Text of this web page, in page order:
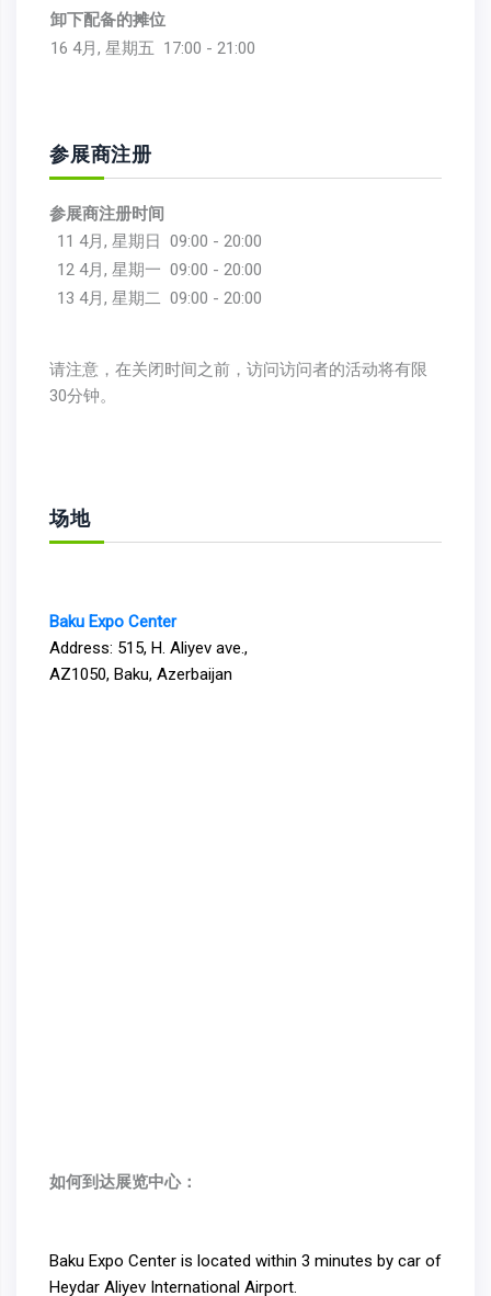
卸下配备的摊位
16 4月, 星期五 17:00 - 21:00
参展商注册
参展商注册时间
11 4月, 星期日 09:00 - 20:00
12 4月, 星期一 09:00 - 20:00
13 4月, 星期二 09:00 - 20:00
请注意，在关闭时间之前，访问访问者的活动将有限
30分钟。
场地
Baku Expo Center
Address: 515, H. Aliyev ave.,
AZ1050, Baku, Azerbaijan
如何到达展览中心：
Baku Expo Center is located within 3 minutes by car of
Heydar Aliyev International Airport.